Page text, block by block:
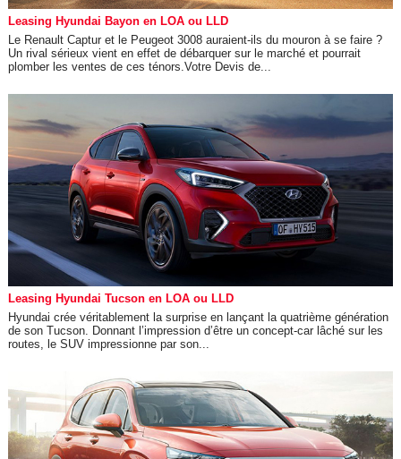
Leasing Hyundai Bayon en LOA ou LLD
Le Renault Captur et le Peugeot 3008 auraient-ils du mouron à se faire ?
Un rival sérieux vient en effet de débarquer sur le marché et pourrait
plomber les ventes de ces ténors.Votre Devis de...
Leasing Hyundai Tucson en LOA ou LLD
Hyundai crée véritablement la surprise en lançant la quatrième génération
de son Tucson. Donnant l’impression d’être un concept-car lâché sur les
routes, le SUV impressionne par son...